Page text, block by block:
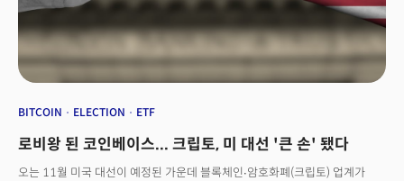
BITCOIN ELECTION ETF
로비왕 된 코인베이스... 크립토, 미 대선 '큰 손' 됐다
오는 11월 미국 대선이 예정된 가운데 블록체인∙암호화폐(크립토) 업계가